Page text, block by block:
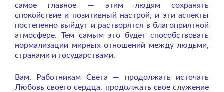
самое главное — этим людям сохранять
спокойствие и позитивный настрой, и эти аспекты
постепенно выйдут и растворятся в благоприятной
атмосфере. Тем самым это будет способствовать
нормализации мирных отношений между людьми,
странами и государствами.
Вам, Работникам Света — продолжать источать
Любовь своего сердца, продолжать свое служение